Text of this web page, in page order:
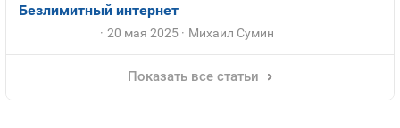
Безлимитный интернет
20 мая 2025 Михаил Сумин
Показать все статьи